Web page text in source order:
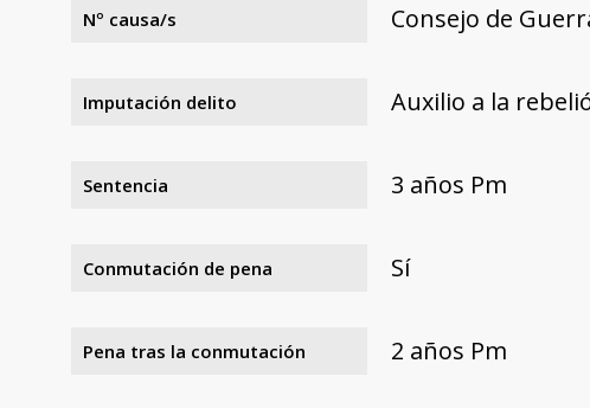
Nº causa/s Consejo de
Imputación delito Auxilio a la
Sentencia 3 años Pm
Conmutación de pena Sí
Pena tras la conmutación 2 años Pm